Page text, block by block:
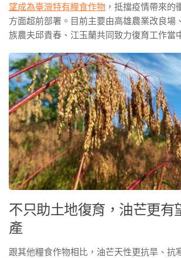
望成為臺灣特有糧食作物 ，抵擋疫情帶來的
方面超前部署。目前主要由高雄農業改良場
族農夫邱貴春、江玉蘭共同致力復育工作當
不只助土地復育，油芒更有
產
跟其他糧食作物相比，油芒天性更抗旱、抗